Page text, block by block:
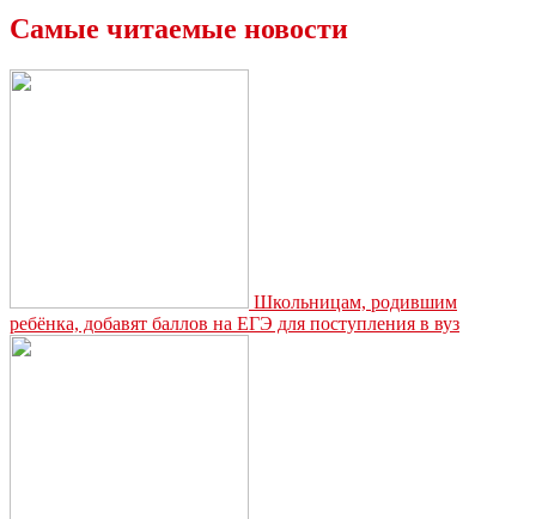
Самые читаемые новости
Школьницам, родившим
ребёнка, добавят баллов на ЕГЭ для поступления в вуз